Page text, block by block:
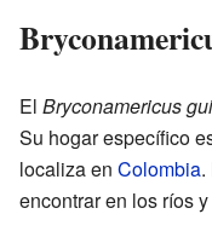
El Bryconamericus
Su hogar específico
localiza en Colombia.
encontrar en los ríos